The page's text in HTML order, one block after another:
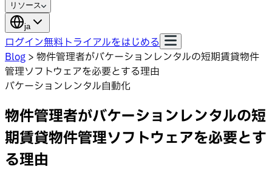
リソース
ja
ログイン無料トライアルをはじめる
Blog > 物件管理者がバケーションレンタルの短期賃貸物件
管理ソフトウェアを必要とする理由
バケーションレンタル自動化
物件管理者がバケーションレンタルの短
期賃貸物件管理ソフトウェアを必要とす
る理由